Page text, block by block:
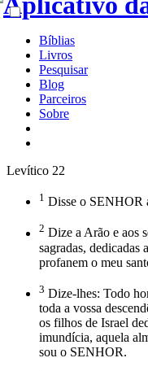
Bíblias
Livros
Pesquisar
Blog
Parceiros
Sobre
Levítico 22
1 Disse o SENHOR
2 Dize a Arão e aos
sagradas, dedicadas
profanem o meu
3 Dize-lhes: Todo
toda a vossa
os filhos de Israel
imundícia, aquela
sou o SENHOR.